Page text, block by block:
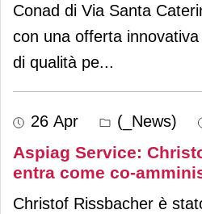
Conad di Via Santa
con una offerta
di qualità pe...
26 Apr (_News)
Aspiag Service:
entra come co-
Christof Rissbacher è